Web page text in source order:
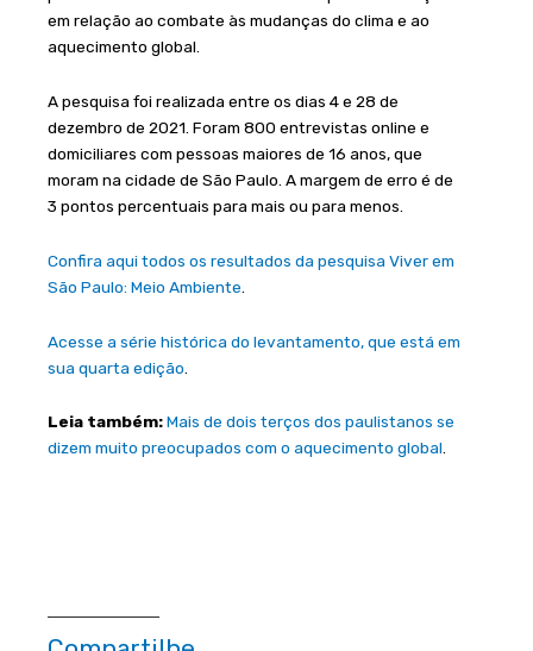
em relação ao combate às mudanças do clima e ao
aquecimento global.
A pesquisa foi realizada entre os dias 4 e 28 de
dezembro de 2021. Foram 800 entrevistas online e
domiciliares com pessoas maiores de 16 anos, que
moram na cidade de São Paulo. A margem de erro é de
3 pontos percentuais para mais ou para menos.
Confira aqui todos os resultados da pesquisa Viver em
São Paulo: Meio Ambiente
Acesse a série histórica do levantamento, que está em
sua quarta edição
Leia também:Mais de dois terços dos paulistanos se
dizem muito preocupados com o aquecimento global.